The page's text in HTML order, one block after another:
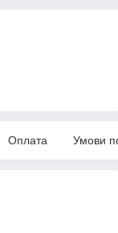
Оплата Умови